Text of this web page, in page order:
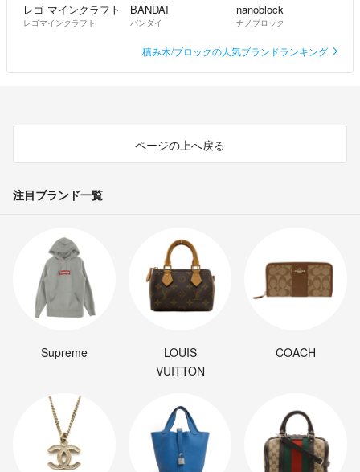
レゴ マインクラフト
レゴマインクラフト
BANDAI
バンダイ
nanoblock
ナノブロック
積み木/ブロックの人気ブランドランキング
ページの上へ戻る
注目ブランド一覧
Supreme
LOUIS
VUITTON
COACH